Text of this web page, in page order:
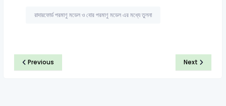
রাদারফোর্ড পরমাণু মডেল ও বোর পরমাণু মডেল এর মধ্যে তুলনা
Previous Next